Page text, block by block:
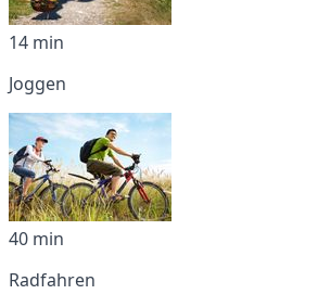
14 min
Joggen
40 min
Radfahren